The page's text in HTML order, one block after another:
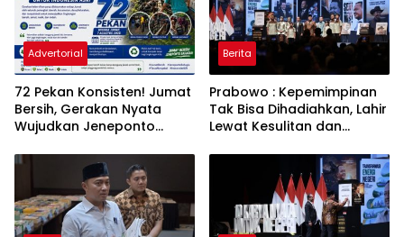
Advertorial
72 Pekan Konsisten! Jumat
Bersih, Gerakan Nyata
Wujudkan Jeneponto
ASRI
Berita
Prabowo : Kepemimpinan
Tak Bisa Dihadiahkan, Lahir
Lewat Kesulitan dan